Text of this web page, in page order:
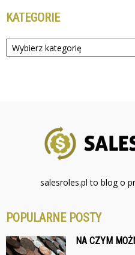
KATEGORIE
Kategorie
salesroles.pl to blog o
POPULARNE POSTY
NA CZYM